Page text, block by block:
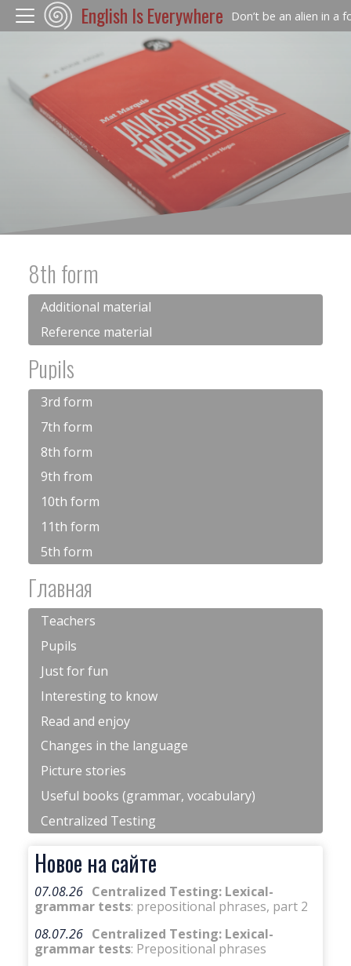
English Is Everywhere Don’t be an alien in a
8th form
Additional material
Reference material
Pupils
3rd form
7th form
8th form
9th from
10th form
11th form
5th form
Главная
Teachers
Pupils
Just for fun
Interesting to know
Read and enjoy
Changes in the language
Picture stories
Useful books (grammar, vocabulary)
Centralized Testing
Новое на сайте
07.08.26 Centralized Testing: Lexical-
grammar tests: prepositional phrases, part 2
08.07.26 Centralized Testing: Lexical-
grammar tests: Prepositional phrases